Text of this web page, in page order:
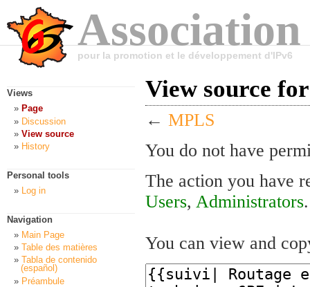
pour la promotion et le développement d'IPv6
View source
← MPLS
You do not have
The action you have
Users, Administrators.
You can view and
Views
Page
Discussion
View source
History
Personal tools
Log in
Navigation
Main Page
Table des matières
Tabla de contenido
(español)
Préambule